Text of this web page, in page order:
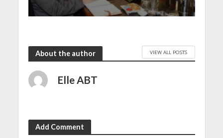
About the author VIEW ALL POSTS
Elle ABT
Add Comment